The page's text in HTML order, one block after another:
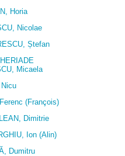
Horia
Nicolae
Ștefan
Micaela
(François)
Dimitrie
Ion (Alin)
Dumitru